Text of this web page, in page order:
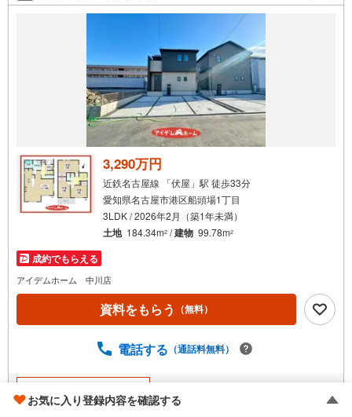
3,290万円
近鉄名古屋線 「伏屋」駅 徒歩33分
愛知県名古屋市港区船頭場1丁目
3LDK / 2026年2月（築1年未満）
土地 184.34m2 /建物 99.78m2
成約でもらえる
アイデムホーム 中川店
資料をもらう （無料）
電話する （通話料無料）
アイデムホーム 中川店 ブロンズ推奨店
お気に入り登録内容を確認する